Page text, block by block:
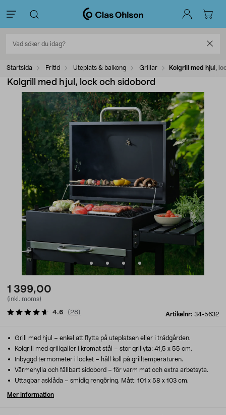
Startsida Fritid Uteplats & balkong Grillar Kolgrill med hjul,
Kolgrill med hjul, lock och sidobord
1 399,00
(inkl. moms)
Artikelnr: 34-5632
4.6 ( 28)
Grill med hjul – enkel att flytta på uteplatsen eller i trädgården.
Kolgrill med grillgaller i kromat stål – stor grillyta: 41,5 x 55 cm.
Inbyggd termometer i locket – håll koll på grilltemperaturen.
Värmehylla och fällbart sidobord – för varm mat och extra arbetsyta.
Uttagbar asklåda – smidig rengöring. Mått: 101 x 58 x 103 cm.
Mer information